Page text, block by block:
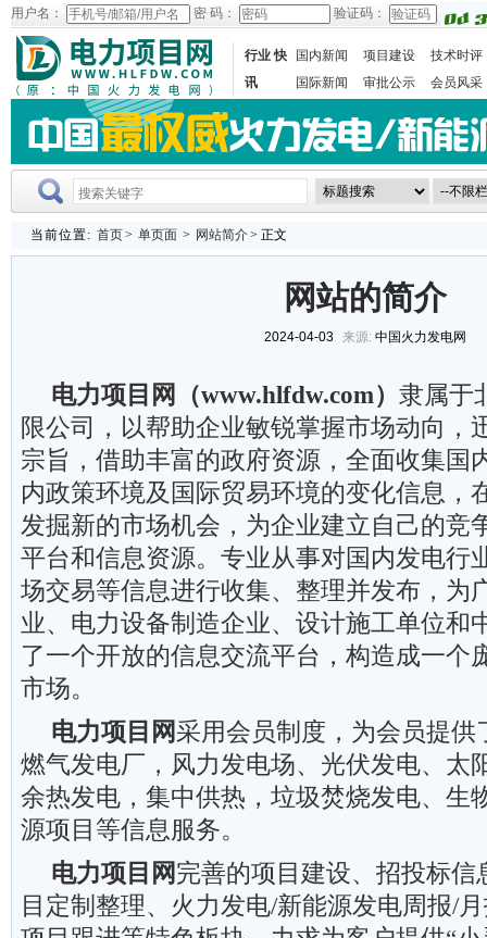
用户名： 密 码： 验证码：
行业 快
讯
国内新闻 项目建设
技术时评
国际新闻
审批公示 会员风采
当前位置: 首页> 单页面 > 网站简介> 正文
网站的简介
2024-04-03 来源: 中国火力发电网
电力项目 网 （www.hlfdw.com） 隶属于
限公司，以帮助企业敏锐掌握市场动向，
宗旨，借助丰富的政府资源，全面收集国
内政策环境及国际贸易环境的变化信息，
发掘新的市场机会，为企业建立自己的竞
平台和信息资源。专业从事对国内发电行
场交易等信息进行收集、整理并发布，为
业、电力设备制造企业、设计施工单位和
了一个开放的信息交流平台，构造成一个
市场。
电力项目 网 采用会员制度，为会员提供
燃气发电厂，风力发电场、光伏发电、太
余热发电，集中供热，垃圾焚烧发电、生
源项目等信息服务。
电力项目 网 完善的项目建设、招投标信
目定制整理、火力发电/新能源发电周报/